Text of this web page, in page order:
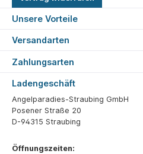
Unsere Vorteile
Versandarten
Zahlungsarten
Ladengeschäft
Angelparadies-Straubing GmbH
Posener Straße 20
D-94315 Straubing
Öffnungszeiten: